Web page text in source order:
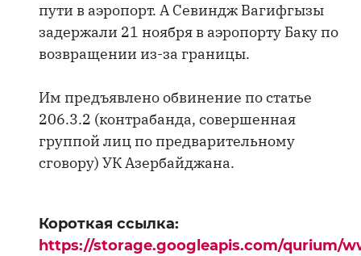
пути в аэропорт. А Севиндж Вагифгызы
задержали 21 ноября в аэропорту Баку по
возвращении из-за границы.
Им предъявлено обвинение по статье
206.3.2 (контрабанда, совершенная
группой лиц по предварительному
сговору) УК Азербайджана.
Короткая ссылка:
https://storage.googleapis.com/qurium/